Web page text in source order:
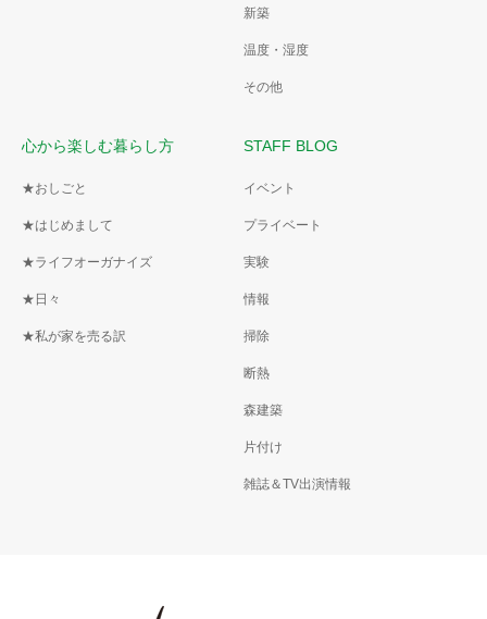
新築
温度・湿度
その他
心から楽しむ暮らし方
★おしごと
★はじめまして
★ライフオーガナイズ
★日々
★私が家を売る訳
STAFF BLOG
イベント
プライベート
実験
情報
掃除
断熱
森建築
片付け
雑誌＆TV出演情報